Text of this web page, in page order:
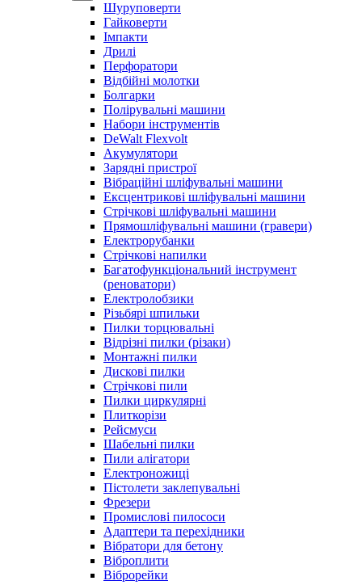
Шуруповерти
Гайковерти
Імпакти
Дрилі
Перфоратори
Відбійні молотки
Болгарки
Полірувальні машини
Набори інструментів
DeWalt Flexvolt
Акумулятори
Зарядні пристрої
Вібраційні шліфувальні машини
Ексцентрикові шліфувальні машини
Стрічкові шліфувальні машини
Прямошліфувальні машини (гравери)
Електрорубанки
Стрічкові напилки
Багатофункціональний інструмент
(реноватори)
Електролобзики
Різьбярі шпильки
Пилки торцювальні
Відрізні пилки (різаки)
Монтажні пилки
Дискові пилки
Стрічкові пили
Пилки циркулярні
Плиткорізи
Рейсмуси
Шабельні пилки
Пили алігатори
Електроножиці
Пістолети заклепувальні
Фрезери
Промислові пилососи
Адаптери та перехідники
Вібратори для бетону
Віброплити
Віброрейки